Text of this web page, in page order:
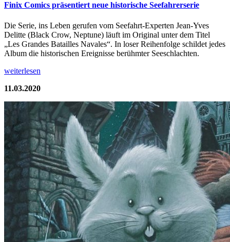
Finix Comics präsentiert neue historische Seefahrerserie
Die Serie, ins Leben gerufen vom Seefahrt-Experten Jean-Yves
Delitte (Black Crow, Neptune) läuft im Original unter dem Titel
„Les Grandes Batailles Navales“. In loser Reihenfolge schildet jedes
Album die historischen Ereignisse berühmter Seeschlachten.
weiterlesen
11.03.2020